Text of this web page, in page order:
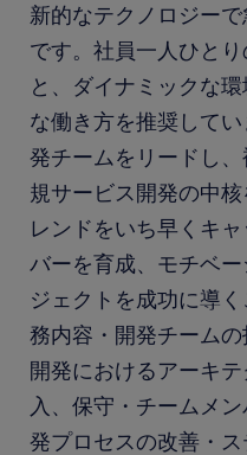
新的なテクノロジー
です。社員一人ひと
と、ダイナミックな
な働き方を推奨して
発チームをリードし
規サービス開発の中
レンドをいち早くキ
バーを育成、モチベ
ジェクトを成功に導
務内容・開発チーム
開発におけるアーキ
入、保守・チームメ
発プロセスの改善・